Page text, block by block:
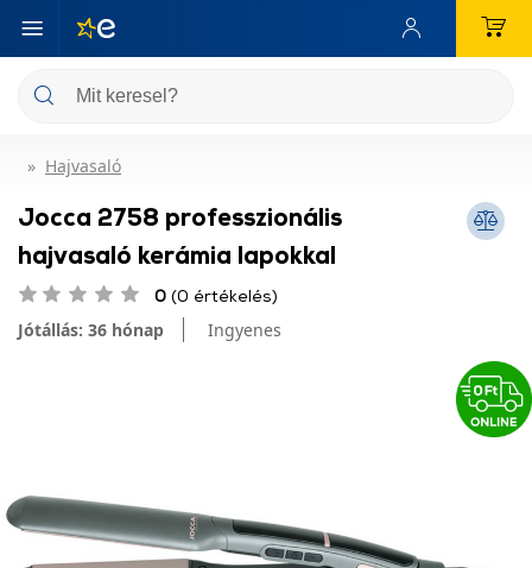
Hajvasaló
Jocca 2758 professzionális
hajvasaló kerámia lapokkal
0 (0 értékelés)
Jótállás: 36 hónap Ingyenes